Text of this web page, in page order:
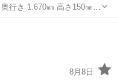
行き 1.670㎜ 高さ150㎜〜
トルと実物に相違がある
8月8日